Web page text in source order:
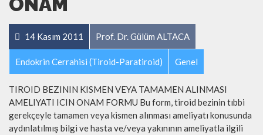
14 Kasım 2011 Prof. Dr. Gülüm ALTACA
Endokrin Cerrahisi (Tiroid-Paratiroid) Genel
TIROID BEZININ KISMEN VEYA TAMAMEN ALINMASI
AMELIYATI ICIN ONAM FORMU Bu form, tiroid bezinin tıbbi
gerekçeyle tamamen veya kismen alınması ameliyatı konusunda
aydınlatılmış bilgi ve hasta ve/veya yakınının ameliyatla ilgili